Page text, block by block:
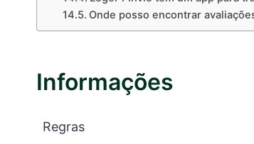
Onde posso encontrar
Informações
Regras